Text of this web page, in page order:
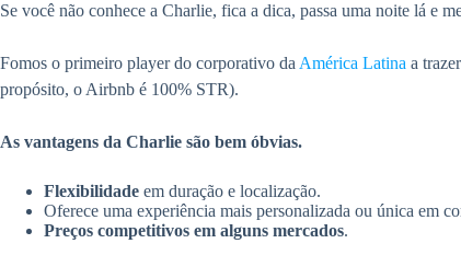
Se você não conhece a Charlie, fica a dica, passa uma noite lá e
Fomos o primeiro player do corporativo da América Latina a
propósito, o Airbnb é 100% STR).
As vantagens da Charlie são bem óbvias.
Flexibilidade em duração e localização.
Oferece uma experiência mais personalizada ou única em
Preços competitivos em alguns mercados.